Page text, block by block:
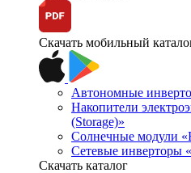
Скачать мобильный
Автономные
Накопители
(Storage)»
Солнечные модули
Сетевые инверторы
Скачать каталог